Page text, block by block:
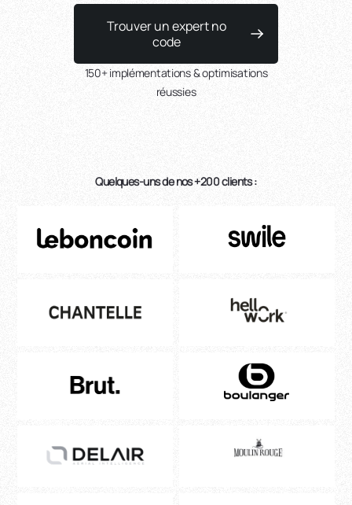
Trouver un expert no
code
150+ implémentations & optimisations
réussies
Quelques-uns de nos +200 clients :